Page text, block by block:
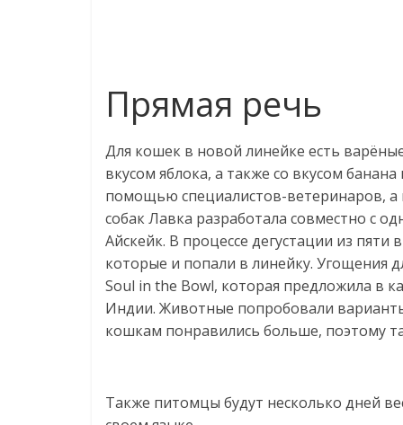
Прямая речь
Для кошек в новой линейке есть
вкусом яблока, а также со вкусом
помощью специалистов-ветеринаров, а
собак Лавка разработала совместно с
Айскейк. В процессе дегустации из
которые и попали в линейку. Угощения
Soul in the Bowl, которая предложила в
Индии. Животные попробовали
кошкам понравились больше, поэтому
Также питомцы будут несколько дней